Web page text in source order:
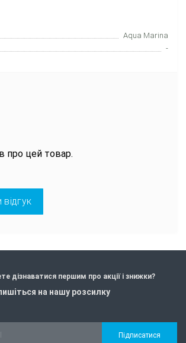
Aqua Marina
-
про цей товар.
дізнаватися першим про акції і знижки?
на нашу розсилку
Підписатися